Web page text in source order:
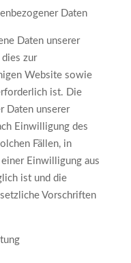
Daten
Daten unserer
zur
Website sowie
ist. Die
Daten unserer
Einwilligung des
Fällen, in
Einwilligung aus
ist und die
Vorschriften